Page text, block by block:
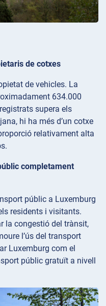
de cotxes
de vehicles. La
634.000
supera els
hi ha més d’un cotxe
relativament alta
completament
públic a Luxemburg
residents i visitants.
la congestió del trànsit,
l’ús del transport
Luxemburg com el
públic gratuït a nivell